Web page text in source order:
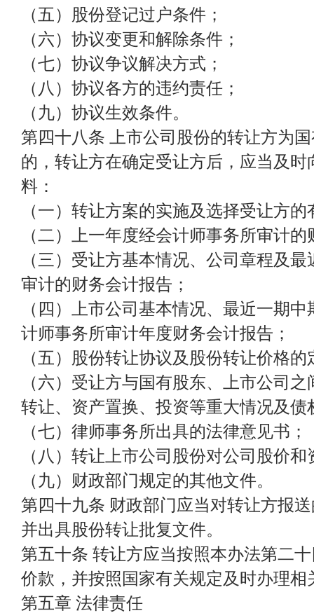
（五）股份登记过户条件；
（六）协议变更和解除条件；
（七）协议争议解决方式；
（八）协议各方的违约责任；
（九）协议生效条件。
第四十八条 上市公司股份的转让方为
的，转让方在确定受让方后，应当及
料：
（一）转让方案的实施及选择受让方
（二）上一年度经会计师事务所审计
（三）受让方基本情况、公司章程及
审计的财务会计报告；
（四）上市公司基本情况、最近一期
计师事务所审计年度财务会计报告；
（五）股份转让协议及股份转让价格
（六）受让方与国有股东、上市公司
转让、资产置换、投资等重大情况及债
（七）律师事务所出具的法律意见书；
（八）转让上市公司股份对公司股价
（九）财政部门规定的其他文件。
第四十九条 财政部门应当对转让方报
并出具股份转让批复文件。
第五十条 转让方应当按照本办法第二
价款，并按照国家有关规定及时办理
第五章 法律责任